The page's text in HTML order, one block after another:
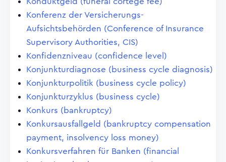
Konferenz der Versicherungs-
Aufsichtsbehörden (Conference of Insurance
Supervisory Authorities, CIS)
Konfidenzniveau (confidence level)
Konjunkturdiagnose (business cycle diagnosis)
Konjunkturpolitik (business cycle policy)
Konjunkturzyklus (business cycle)
Konkurs (bankruptcy)
Konkursausfallgeld (bankruptcy compensation
payment, insolvency loss money)
Konkursverfahren für Banken (financial